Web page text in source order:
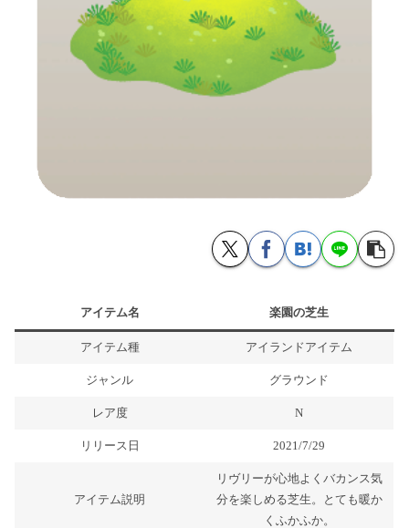
アイテム名 楽園の芝生
アイテム種 アイランドアイテム
ジャンル グラウンド
レア度 N
リリース日 2021/7/29
アイテム説明
リヴリーが心地よくバカンス気
分を楽しめる芝生。とても暖か
くふかふか。